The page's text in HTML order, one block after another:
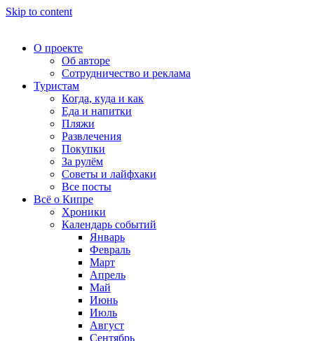
Skip to content
О проекте
Об авторе
Сотрудничество и реклама
Туристам
Когда, куда и как
Еда и напитки
Пляжи
Развлечения
Покупки
За рулём
Советы и лайфхаки
Все посты
Всё о Кипре
Хроники
Календарь событий
Январь
Февраль
Март
Апрель
Май
Июнь
Июль
Август
Сентябрь